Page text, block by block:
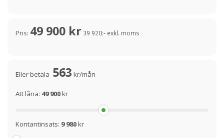
Pris: 49 900 kr 39 920:- exkl. moms
Eller betala 563 kr/mån
Att låna: 49 900kr
Kontantinsats: 9 980kr